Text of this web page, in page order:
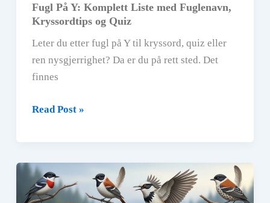
Fugl På Y: Komplett Liste med Fuglenavn,
Kryssordtips og Quiz
Leter du etter fugl på Y til kryssord, quiz eller
ren nysgjerrighet? Da er du på rett sted. Det
finnes
Fugl
Liste
med
Read Post »